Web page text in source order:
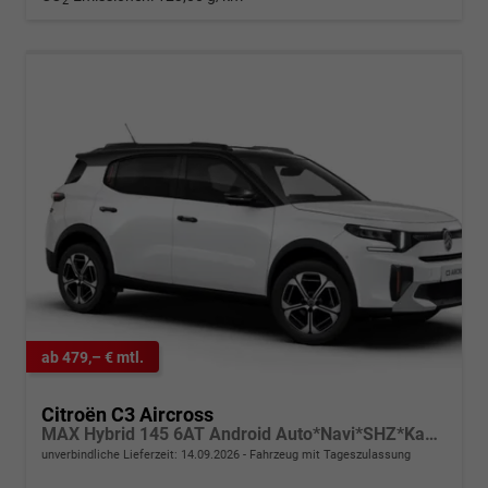
ab 479,– € mtl.
Citroën C3 Aircross
MAX Hybrid 145 6AT Android Auto*Navi*SHZ*Kamera*Totwinkel*Keyless*17"*Klimaauto
unverbindliche Lieferzeit: 14.09.2026 Fahrzeug mit Tageszulassung